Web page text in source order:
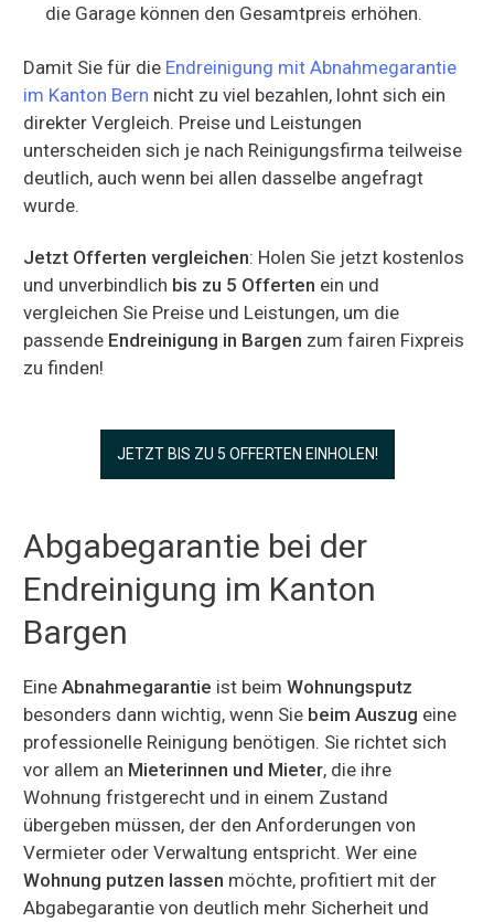
die Garage können den Gesamtpreis erhöhen.
Damit Sie für die Endreinigung mit Abnahmegarantie
im Kanton Bern nicht zu viel bezahlen, lohnt sich ein
direkter Vergleich. Preise und Leistungen
unterscheiden sich je nach Reinigungsfirma teilweise
deutlich, auch wenn bei allen dasselbe angefragt
wurde.
Jetzt Offerten vergleichen: Holen Sie jetzt kostenlos
und unverbindlich bis zu 5 Offerten ein und
vergleichen Sie Preise und Leistungen, um die
passende Endreinigung in Bargen zum fairen Fixpreis
zu finden!
JETZT BIS ZU 5 OFFERTEN EINHOLEN!
Abgabegarantie bei der
Endreinigung im Kanton
Bargen
Eine Abnahmegarantie ist beim Wohnungsputz
besonders dann wichtig, wenn Sie beim Auszug eine
professionelle Reinigung benötigen. Sie richtet sich
vor allem an Mieterinnen und Mieter, die ihre
Wohnung fristgerecht und in einem Zustand
übergeben müssen, der den Anforderungen von
Vermieter oder Verwaltung entspricht. Wer eine
Wohnung putzen lassen möchte, profitiert mit der
Abgabegarantie von deutlich mehr Sicherheit und